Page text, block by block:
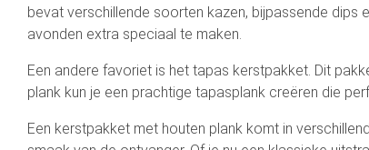
bevat verschillende soorten kazen, bijpassende dips
avonden extra speciaal te maken.
Een andere favoriet is het tapas kerstpakket. Dit
plank kun je een prachtige tapasplank creëren die
Een kerstpakket met houten plank komt in